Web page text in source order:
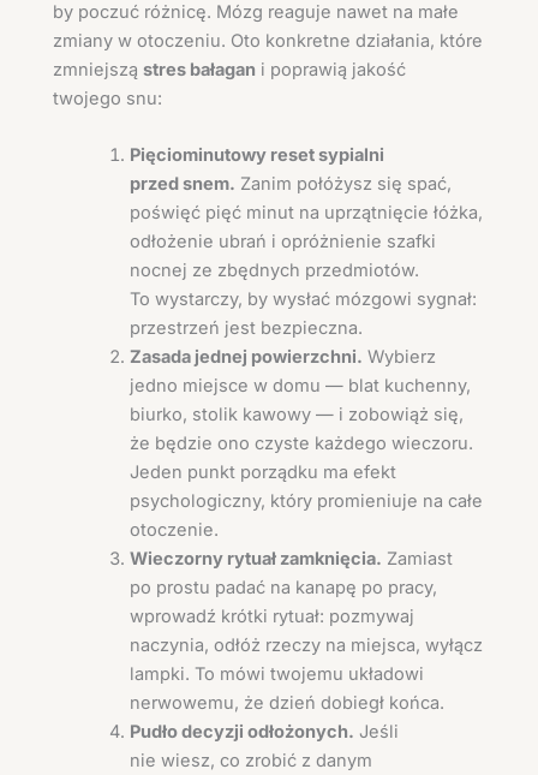
by poczuć różnicę. Mózg reaguje nawet na małe
zmiany w otoczeniu. Oto konkretne działania, które
zmniejszą stres bałagan i poprawią jakość
twojego snu:
Pięciominutowy reset sypialni
przed snem. Zanim połóżysz się spać,
poświęć pięć minut na uprzątnięcie łóżka,
odłożenie ubrań i opróżnienie szafki
nocnej ze zbędnych przedmiotów.
To wystarczy, by wysłać mózgowi sygnał:
przestrzeń jest bezpieczna.
Zasada jednej powierzchni. Wybierz
jedno miejsce w domu — blat kuchenny,
biurko, stolik kawowy — i zobowiąż się,
że będzie ono czyste każdego wieczoru.
Jeden punkt porządku ma efekt
psychologiczny, który promieniuje na całe
otoczenie.
Wieczorny rytuał zamknięcia. Zamiast
po prostu padać na kanapę po pracy,
wprowadź krótki rytuał: pozmywaj
naczynia, odłóż rzeczy na miejsca, wyłącz
lampki. To mówi twojemu układowi
nerwowemu, że dzień dobiegł końca.
Pudło decyzji odłożonych. Jeśli
nie wiesz, co zrobić z danym